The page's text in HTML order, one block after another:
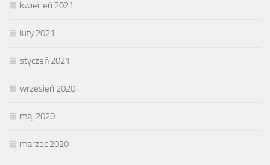
kwiecień 2021
luty 2021
styczeń 2021
wrzesień 2020
maj 2020
marzec 2020